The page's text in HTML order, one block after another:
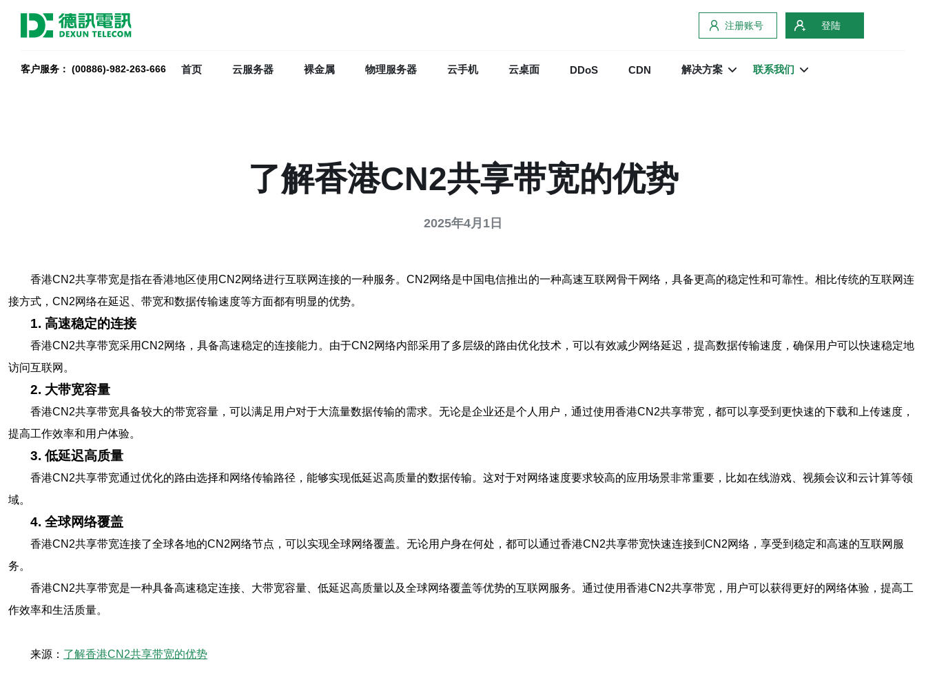
注册账号 登陆
客户服务： (00886)-982-263-666 首页 云服务器 裸金属 物理服务器 云手机 云桌面 DDoS CDN 解决方案 联系我们
了解香港CN2共享带宽的优势
2025年4月1日
香港CN2共享带宽是指在香港地区使用CN2网络进行互联网连接的一种服务。CN2网络是中国电信推出的一种高速互联网骨干网络，具备更高的稳定性和可靠性。相比传统的互联网连
接方式，CN2网络在延迟、带宽和数据传输速度等方面都有明显的优势。
1. 高速稳定的连接
香港CN2共享带宽采用CN2网络，具备高速稳定的连接能力。由于CN2网络内部采用了多层级的路由优化技术，可以有效减少网络延迟，提高数据传输速度，确保用户可以快速稳定地
访问互联网。
2. 大带宽容量
香港CN2共享带宽具备较大的带宽容量，可以满足用户对于大流量数据传输的需求。无论是企业还是个人用户，通过使用香港CN2共享带宽，都可以享受到更快速的下载和上传速度，
提高工作效率和用户体验。
3. 低延迟高质量
香港CN2共享带宽通过优化的路由选择和网络传输路径，能够实现低延迟高质量的数据传输。这对于对网络速度要求较高的应用场景非常重要，比如在线游戏、视频会议和云计算等领
域。
4. 全球网络覆盖
香港CN2共享带宽连接了全球各地的CN2网络节点，可以实现全球网络覆盖。无论用户身在何处，都可以通过香港CN2共享带宽快速连接到CN2网络，享受到稳定和高速的互联网服
务。
香港CN2共享带宽是一种具备高速稳定连接、大带宽容量、低延迟高质量以及全球网络覆盖等优势的互联网服务。通过使用香港CN2共享带宽，用户可以获得更好的网络体验，提高工
作效率和生活质量。
来源： 了解香港CN2共享带宽的优势